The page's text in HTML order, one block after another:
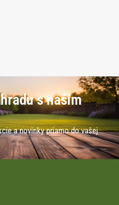
s naším
a novinky priamo do vašej